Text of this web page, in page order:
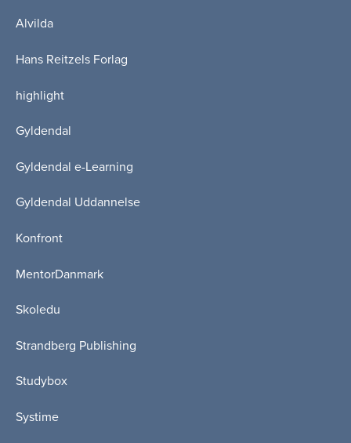
Alvilda
Hans Reitzels Forlag
highlight
Gyldendal
Gyldendal e-Learning
Gyldendal Uddannelse
Konfront
MentorDanmark
Skoledu
Strandberg Publishing
Studybox
Systime